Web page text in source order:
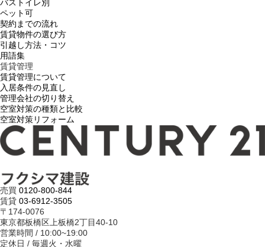
バストイレ別
ペット可
契約までの流れ
賃貸物件の選び方
引越し方法・コツ
用語集
賃貸管理
賃貸管理について
入居条件の見直し
管理会社の切り替え
空室対策の種類と比較
空室対策リフォーム
売買 0120-800-844
賃貸 03-6912-3505
〒174-0076
東京都板橋区上板橋2丁目40-10
営業時間 / 10:00~19:00
定休日 / 毎週火・水曜